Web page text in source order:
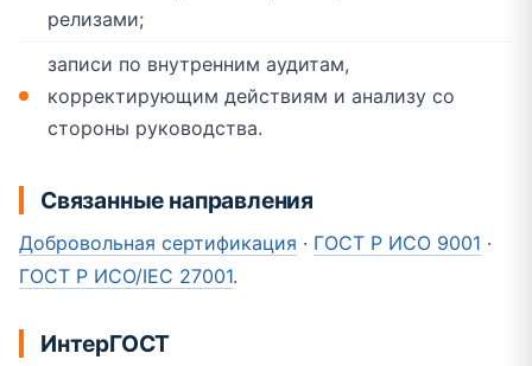
релизами;
записи по внутренним аудитам,
корректирующим действиям и анализу со
стороны руководства.
Связанные направления
Добровольная сертификация · ГОСТ Р ИСО 9001 ·
ГОСТ Р ИСО/IEC 27001.
ИнтерГОСТ